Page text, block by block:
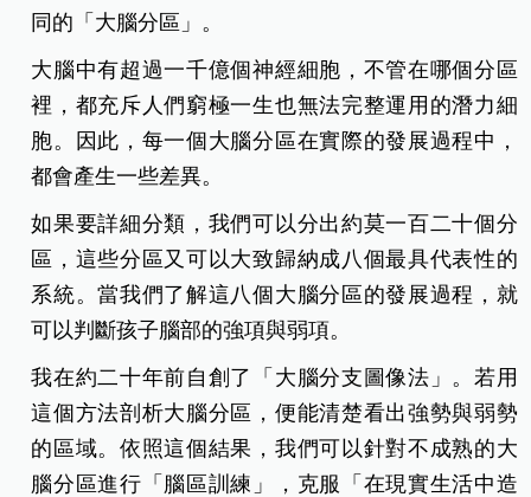
同的「大腦分區」。
大腦中有超過一千億個神經細胞，不管在哪個分區
裡，都充斥人們窮極一生也無法完整運用的潛力細
胞。因此，每一個大腦分區在實際的發展過程中，
都會產生一些差異。
如果要詳細分類，我們可以分出約莫一百二十個分
區，這些分區又可以大致歸納成八個最具代表性的
系統。當我們了解這八個大腦分區的發展過程，就
可以判斷孩子腦部的強項與弱項。
我在約二十年前自創了「大腦分支圖像法」。若用
這個方法剖析大腦分區，便能清楚看出強勢與弱勢
的區域。依照這個結果，我們可以針對不成熟的大
腦分區進行「腦區訓練」，克服「在現實生活中造